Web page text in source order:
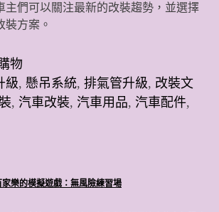
主們可以關注最新的改裝趨勢，並選擇
裝方案。
物
級, 懸吊系統, 排氣管升級, 改裝文
, 汽車改裝, 汽車用品, 汽車配件,
樂的模擬遊戲：無風險練習場